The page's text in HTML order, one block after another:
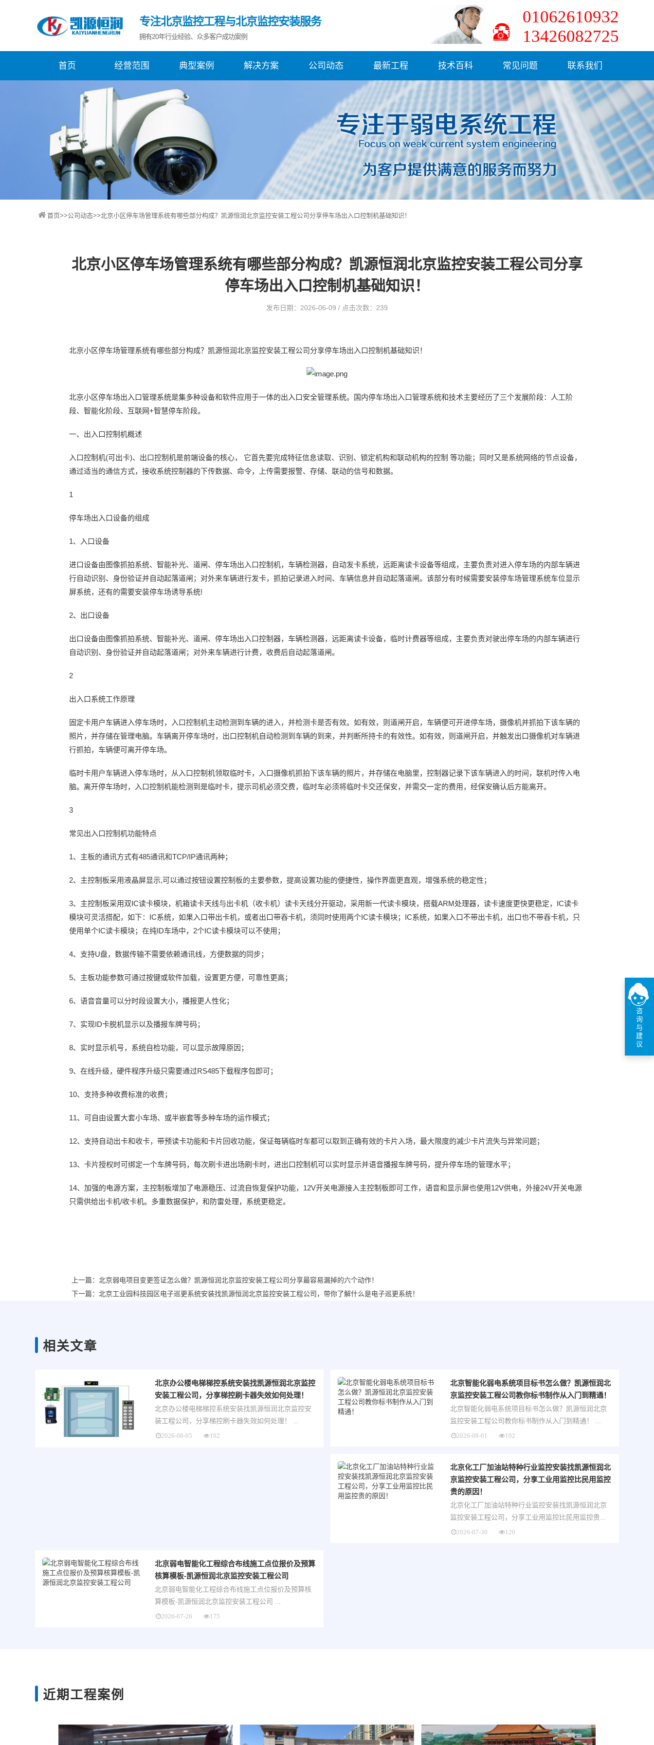
专注北京监控工程与北京监控安装服务
拥有20年行业经验、众多客户成功案例
01062610932
13426082725
首页 经营范围 典型案例 解决方案 公司动态 最新工程 技术百科 常见问题 联系我们
首页>>公司动态>>北京小区停车场管理系统有哪些部分构成？凯源恒润北京监控安装工程公司分享停车场出入口控制机基础知识！
北京小区停车场管理系统有哪些部分构成？凯源恒润北京监控安装工程公司分享
停车场出入口控制机基础知识！
发布日期：2026-06-09 / 点击次数：239
北京小区停车场管理系统有哪些部分构成？凯源恒润北京监控安装工程公司分享停车场出入口控制机基础知识！
北京小区停车场出入口管理系统是集多种设备和软件应用于一体的出入口安全管理系统。国内停车场出入口管理系统和技术主要经历了三个发展阶段：人工阶
段、智能化阶段、互联网+智慧停车阶段。
一、出入口控制机概述
入口控制机(可出卡)、出口控制机是前端设备的核心， 它首先要完成特征信息读取、识别、锁定机构和联动机构的控制 等功能；同时又是系统网络的节点设备，
通过适当的通信方式，接收系统控制器的下传数据、命令，上传需要报警、存储、联动的信号和数据。
1
停车场出入口设备的组成
1、入口设备
进口设备由图像抓拍系统、智能补光、道闸、停车场出入口控制机，车辆检测器，自动发卡系统，远距离读卡设备等组成，主要负责对进入停车场的内部车辆进
行自动识别、身份验证并自动起落道闸；对外来车辆进行发卡，抓拍记录进入时间、车辆信息并自动起落道闸。该部分有时候需要安装停车场管理系统车位显示
屏系统，还有的需要安装停车场诱导系统!
2、出口设备
出口设备由图像抓拍系统、智能补光、道闸、停车场出入口控制器，车辆检测器，远距离读卡设备，临时计费器等组成，主要负责对驶出停车场的内部车辆进行
自动识别、身份验证并自动起落道闸；对外来车辆进行计费，收费后自动起落道闸。
2
出入口系统工作原理
固定卡用户车辆进入停车场时，入口控制机主动检测到车辆的进入，并检测卡是否有效。如有效，则道闸开启，车辆便可开进停车场，摄像机并抓拍下该车辆的
照片，并存储在管理电脑。车辆离开停车场时，出口控制机自动检测到车辆的到来，并判断所持卡的有效性。如有效，则道闸开启，并触发出口摄像机对车辆进
行抓拍，车辆便可离开停车场。
临时卡用户车辆进入停车场时，从入口控制机领取临时卡，入口摄像机抓拍下该车辆的照片，并存储在电脑里，控制器记录下该车辆进入的时间，联机时传入电
脑。离开停车场时，入口控制机能检测到是临时卡，提示司机必须交费，临时车必须将临时卡交还保安，并需交一定的费用，经保安确认后方能离开。
3
常见出入口控制机功能特点
1、主板的通讯方式有485通讯和TCP/IP通讯两种；
2、主控制板采用液晶屏显示,可以通过按钮设置控制板的主要参数，提高设置功能的便捷性，操作界面更直观，增强系统的稳定性；
3、主控制板采用双IC读卡模块，机箱读卡天线与出卡机（收卡机）读卡天线分开驱动，采用新一代读卡模块，搭载ARM处理器，读卡速度更快更稳定，IC读卡
模块可灵活搭配，如下：IC系统，如果入口带出卡机，或者出口带吞卡机，须同时使用两个IC读卡模块；IC系统，如果入口不带出卡机，出口也不带吞卡机，只
使用单个IC读卡模块；在纯ID车场中，2个IC读卡模块可以不使用；
4、支持U盘，数据传输不需要依赖通讯线，方便数据的同步；
5、主板功能参数可通过按键或软件加载，设置更方便，可靠性更高；
6、语音音量可以分时段设置大小，播报更人性化；
7、实现ID卡脱机显示以及播报车牌号码；
8、实时显示机号，系统自检功能，可以显示故障原因；
9、在线升级，硬件程序升级只需要通过RS485下载程序包即可；
10、支持多种收费标准的收费；
11、可自由设置大套小车场、或半嵌套等多种车场的运作模式；
12、支持自动出卡和收卡，带预读卡功能和卡片回收功能，保证每辆临时车都可以取到正确有效的卡片入场，最大限度的减少卡片流失与异常问题；
13、卡片授权时可绑定一个车牌号码，每次刷卡进出场刷卡时，进出口控制机可以实时显示并语音播报车牌号码，提升停车场的管理水平；
14、加强的电源方案，主控制板增加了电源稳压、过流自恢复保护功能，12V开关电源接入主控制板即可工作，语音和显示屏也使用12V供电，外接24V开关电源
只需供给出卡机/收卡机。多重数据保护，和防雷处理，系统更稳定。
上一篇： 北京弱电项目变更签证怎么做？凯源恒润北京监控安装工程公司分享最容易漏掉的六个动作！
下一篇： 北京工业园科技园区电子巡更系统安装找凯源恒润北京监控安装工程公司，带你了解什么是电子巡更系统！
相关文章
北京办公楼电梯梯控系统安装找凯源恒润北京监控
安装工程公司，分享梯控刷卡器失效如何处理！
北京办公楼电梯梯控系统安装找凯源恒润北京监控安
装工程公司，分享梯控刷卡器失效如何处理！ ...
2026-08-05 102
北京智能化弱电系统项目标书怎么做？凯源恒润北
京监控安装工程公司教你标书制作从入门到精通！
北京智能化弱电系统项目标书怎么做？凯源恒润北京
监控安装工程公司教你标书制作从入门到精通！ ...
2026-08-01 102
北京化工厂加油站特种行业监控安装找凯源恒润北
京监控安装工程公司，分享工业用监控比民用监控
贵的原因！
北京化工厂加油站特种行业监控安装找凯源恒润北京
监控安装工程公司，分享工业用监控比民用监控贵...
2026-07-30 120
北京弱电智能化工程综合布线施工点位报价及预算
核算模板-凯源恒润北京监控安装工程公司
北京弱电智能化工程综合布线施工点位报价及预算核
2026-07-26 175
近期工程案例
咨
询
与
建
议